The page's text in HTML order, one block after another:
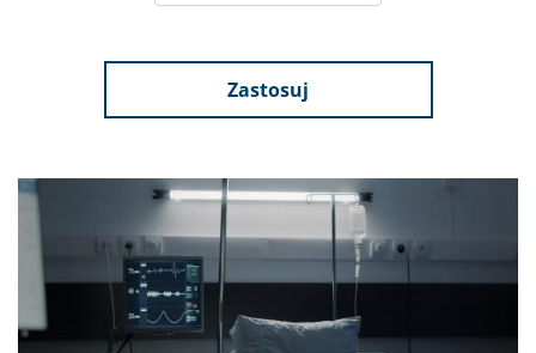
Zastosuj
Obraz